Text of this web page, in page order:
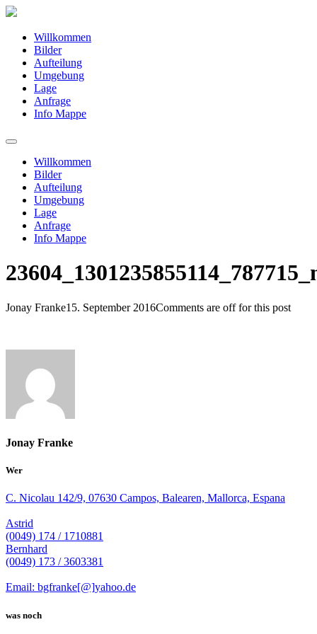
Willkommen
Bilder
Aufteilung
Umgebung
Lage
Anfrage
Info Mappe
Willkommen
Bilder
Aufteilung
Umgebung
Lage
Anfrage
Info Mappe
Jonay Franke15. September 2016Comments are off for this post
Jonay Franke
Wer
C. Nicolau 142/9, 07630 Campos, Balearen, Mallorca, Espana
Astrid
(0049) 174 / 1710881
Bernhard
(0049) 173 / 3603381
Email: bgfranke[@]yahoo.de
was noch